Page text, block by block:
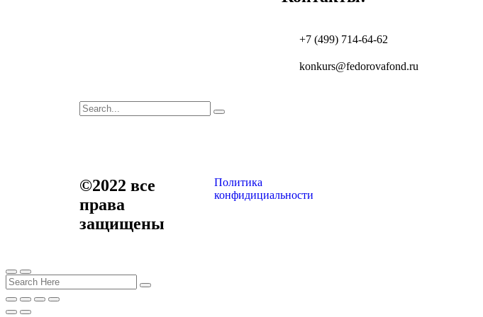
+7 (499) 714-64-62
konkurs@fedorovafond.ru
©2022 все
права
защищены
Политика
конфидициальности